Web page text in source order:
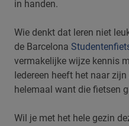
in handen.
Wie denkt dat leren niet
de Barcelona
vermakelijke wijze kennis
Iedereen heeft het naar
helemaal want die fietsen
Wil je met het hele gezin